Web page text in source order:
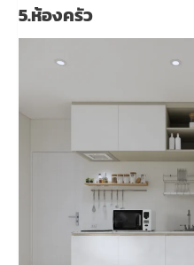
5.ห้องครัว